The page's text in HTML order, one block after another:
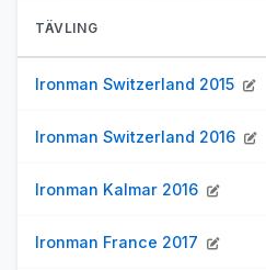
TÄVLING
Ironman Switzerland 2015
Ironman Switzerland 2016
Ironman Kalmar 2016
Ironman France 2017